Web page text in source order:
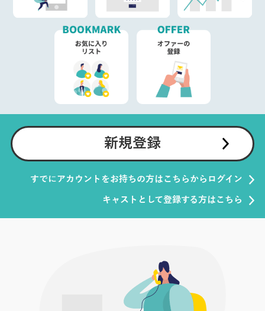
新規登録
すでにアカウントをお持ちの方はこちらからログイン
キャストとして登録する方はこちら